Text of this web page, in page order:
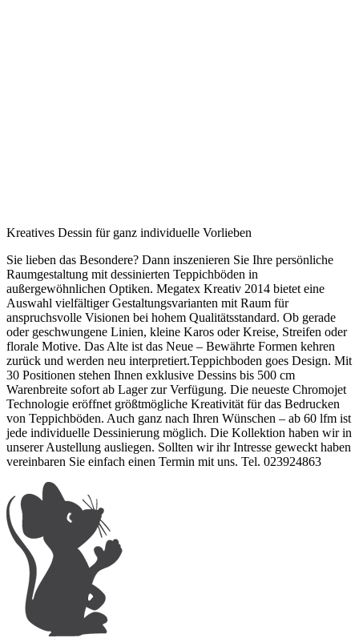
Kreatives Dessin für ganz individuelle Vorlieben
Sie lieben das Besondere? Dann inszenieren Sie Ihre persönliche
Raumgestaltung mit dessinierten Teppichböden in
außergewöhnlichen Optiken. Megatex Kreativ 2014 bietet eine
Auswahl vielfältiger Gestaltungsvarianten mit Raum für
anspruchsvolle Visionen bei hohem Qualitätsstandard. Ob gerade
oder geschwungene Linien, kleine Karos oder Kreise, Streifen oder
florale Motive. Das Alte ist das Neue – Bewährte Formen kehren
zurück und werden neu interpretiert.Teppichboden goes Design. Mit
30 Positionen stehen Ihnen exklusive Dessins bis 500 cm
Warenbreite sofort ab Lager zur Verfügung. Die neueste Chromojet
Technologie eröffnet größtmögliche Kreativität für das Bedrucken
von Teppichböden. Auch ganz nach Ihren Wünschen – ab 60 lfm ist
jede individuelle Dessinierung möglich. Die Kollektion haben wir in
unserer Austellung ausliegen. Sollten wir ihr Intresse geweckt haben
vereinbaren Sie einfach einen Termin mit uns. Tel. 023924863